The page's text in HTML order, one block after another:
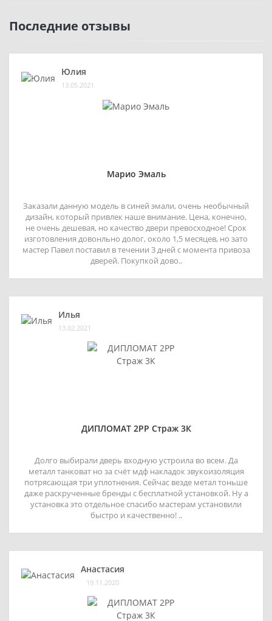
Последние отзывы
Юлия
13.05.2021
Марио Эмаль
Заказали данную модель в синей эмали, очень необычный
дизайн, который привлек наше внимание. Цена, конечно,
не очень дешевая, но качество двери превосходное! Срок
изготовления довонльно долог, около 1,5 месяцев, но зато
мастер Павел поставил в течении 3 дней с момента привоза
дверей. Покупкой дово..
Илья
13.02.2021
ДИПЛОМАТ 2РР Страж 3К
Долго выбирали дверь входную устроила во всем. Да
металл танковат но за счёт мдф накладок звукоизоляция
потрясающая три уплотнения. Сейчас везде метал тоньше
даже раскрученные бренды с бесплатной установкой. Ну а
установка это отдельное спасибо мастерам установили
быстро и качественно! ..
Анастасия
19.11.2020